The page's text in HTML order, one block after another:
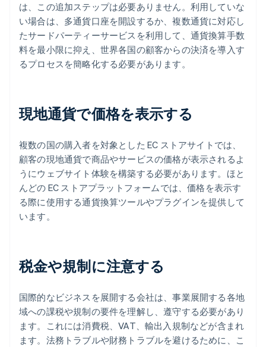
は、この追加ステップは必要ありません。利用していな
い場合は、多通貨口座を開設するか、複数通貨に対応し
たサードパーティーサービスを利用して、通貨換算手数
料を最小限に抑え、世界各国の顧客からの決済を導入す
るプロセスを簡略化する必要があります。
現地通貨で価格を表示する
複数の国の購入者を対象とした EC ストアサイトでは、
顧客の現地通貨で商品やサービスの価格が表示されるよ
うにウェブサイト体験を構築する必要があります。ほと
んどの EC ストアプラットフォームでは、価格を表示す
る際に使用する通貨換算ツールやプラグインを提供して
います。
税金や規制に注意する
国際的なビジネスを展開する会社は、事業展開する各地
域への課税や規制の要件を理解し、遵守する必要があり
ます。これには消費税、VAT、輸出入規制などが含まれ
ます。法務トラブルや財務トラブルを避けるために、こ